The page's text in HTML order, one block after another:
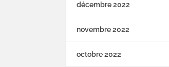
décembre 2022
novembre 2022
octobre 2022